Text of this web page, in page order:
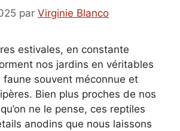
par Virginie Blanco
estivales, en constante
nos jardins en véritables
faune souvent méconnue et
Bien plus proches de nos
ne le pense, ces reptiles
anodins que nous laissons